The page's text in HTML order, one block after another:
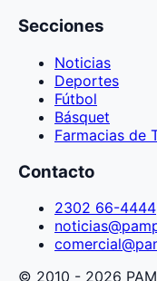
Secciones
Noticias
Deportes
Fútbol
Básquet
Farmacias de
Contacto
2302 66-4444
© 2010 - 2026